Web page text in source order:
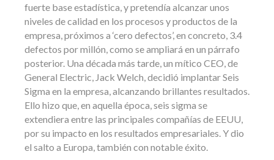
fuerte base estadística, y pretendía alcanzar unos
niveles de calidad en los procesos y productos de la
empresa, próximos a ‘cero defectos’, en concreto, 3.4
defectos por millón, como se ampliará en un párrafo
posterior. Una década más tarde, un mítico CEO, de
General Electric, Jack Welch, decidió implantar Seis
Sigma en la empresa, alcanzando brillantes resultados.
Ello hizo que, en aquella época, seis sigma se
extendiera entre las principales compañías de EEUU,
por su impacto en los resultados empresariales. Y dio
el salto a Europa, también con notable éxito.